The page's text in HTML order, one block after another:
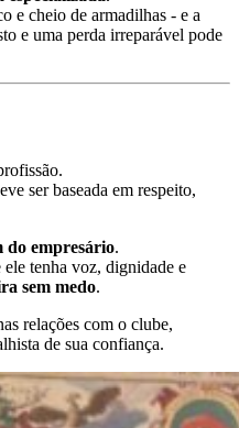
e cheio de armadilhas - e a
e uma perda irreparável pode
ser baseada em respeito,
do empresário.
tenha voz, dignidade e
sem medo.
relações com o clube,
de sua confiança.